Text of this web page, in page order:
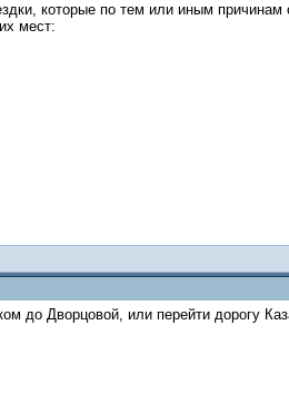
которые по тем или иным
мест:
до Дворцовой, или перейти дорогу